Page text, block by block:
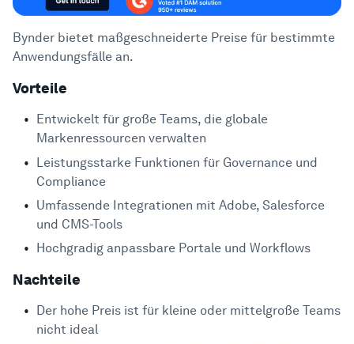
Bynder bietet maßgeschneiderte Preise für bestimmte
Anwendungsfälle an.
Vorteile
Entwickelt für große Teams, die globale
Markenressourcen verwalten
Leistungsstarke Funktionen für Governance und
Compliance
Umfassende Integrationen mit Adobe, Salesforce
und CMS-Tools
Hochgradig anpassbare Portale und Workflows
Nachteile
Der hohe Preis ist für kleine oder mittelgroße Teams
nicht ideal